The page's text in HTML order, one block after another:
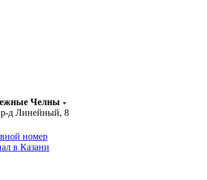
Челны
д Линейный, 8
номер
в Казани